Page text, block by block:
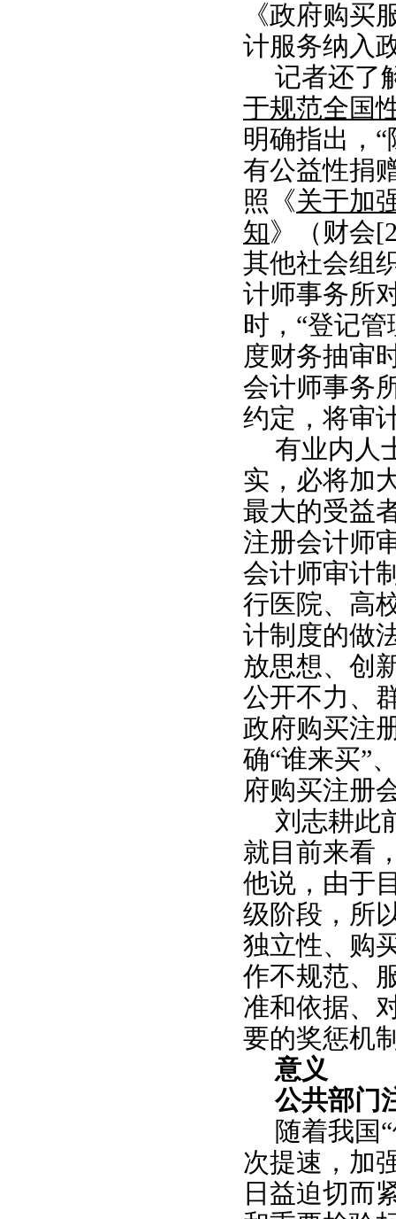
《政府购买
计服务纳入
记者还了
于规范全国
明确指出，“
有公益性捐
照《关于加
知》（财会
其他社会组
计师事务所
时，“登记
度财务抽审
会计师事务
约定，将审
有业内人
实，必将加
最大的受益
注册会计师
会计师审计
行医院、高
计制度的做
放思想、创
公开不力、
政府购买注
确“谁来买”
府购买注册
刘志耕此
就目前来看
他说，由于
级阶段，所
独立性、购
作不规范、
准和依据、
要的奖惩机
意义
公共部门
随着我国
次提速，加
日益迫切而